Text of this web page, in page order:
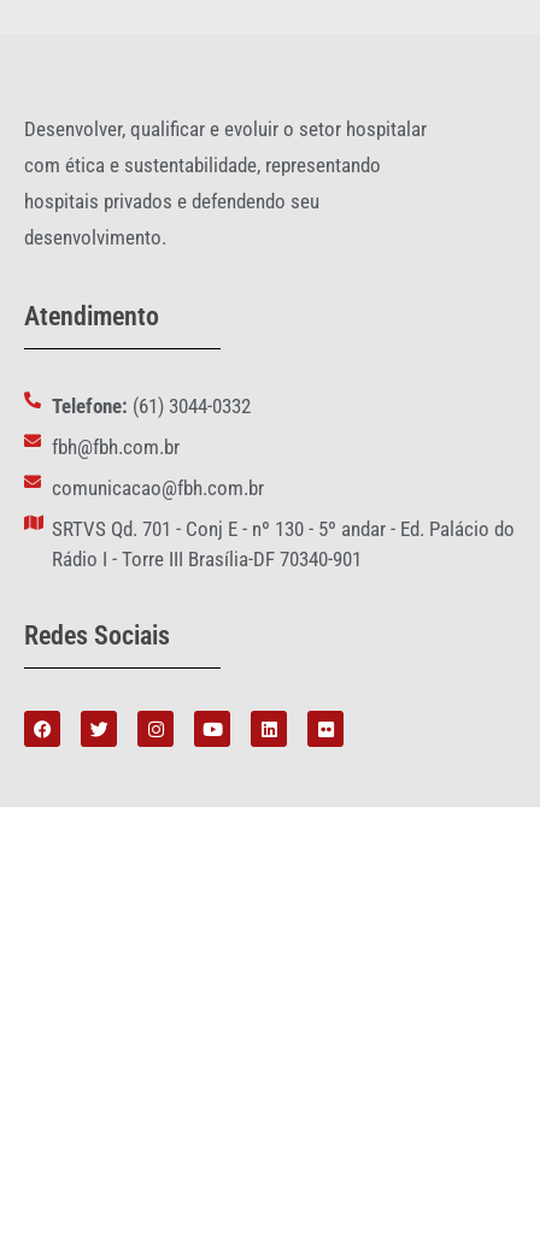
Desenvolver, qualificar e evoluir o setor hospitalar
com ética e sustentabilidade, representando
hospitais privados e defendendo seu
desenvolvimento.
Atendimento
Telefone: (61) 3044-0332
fbh@fbh.com.br
comunicacao@fbh.com.br
SRTVS Qd. 701 - Conj E - nº 130 - 5º andar - Ed. Palácio do
Rádio I - Torre III Brasília-DF 70340-901
Redes Sociais